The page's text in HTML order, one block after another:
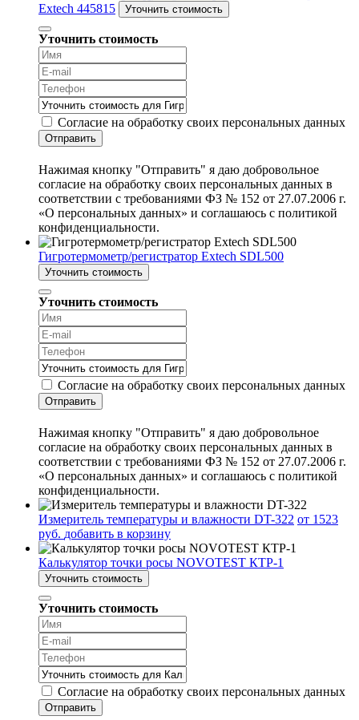
Extech 445815
Уточнить стоимость
Уточнить стоимость
Согласие на обработку своих персональных данных
Отправить
Нажимая кнопку "Отправить" я даю добровольное
согласие на обработку своих персональных данных в
соответствии с требованиями ФЗ № 152 от 27.07.2006 г.
«О персональных данных» и соглашаюсь с политикой
конфиденциальности.
Гигротермометр/регистратор Extech SDL500
Уточнить стоимость
Уточнить стоимость
Согласие на обработку своих персональных данных
Отправить
Нажимая кнопку "Отправить" я даю добровольное
согласие на обработку своих персональных данных в
соответствии с требованиями ФЗ № 152 от 27.07.2006 г.
«О персональных данных» и соглашаюсь с политикой
конфиденциальности.
Измеритель температуры и влажности DT-322 от 1523
руб. добавить в корзину
Калькулятор точки росы NOVOTEST КТР-1
Уточнить стоимость
Уточнить стоимость
Согласие на обработку своих персональных данных
Отправить